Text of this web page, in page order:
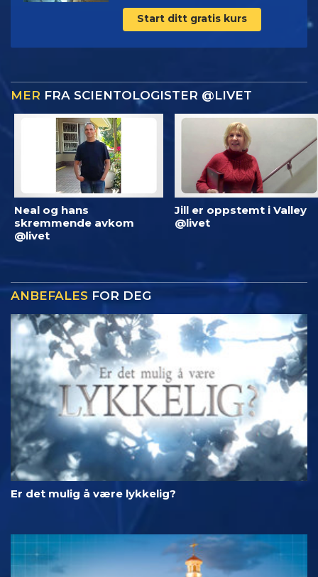
Start ditt gratis kurs
MER FRA SCIENTOLOGISTER @LIVET
Neal og hans
skremmende avkom
@livet
Jill er oppstemt i Valley
@livet
ANBEFALES FOR DEG
Er det mulig å være lykkelig?